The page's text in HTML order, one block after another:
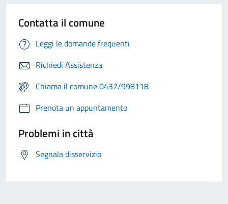
Contatta il comune
Leggi le domande frequenti
Richiedi Assistenza
Chiama il comune 0437/998118
Prenota un appuntamento
Problemi in città
Segnala disservizio